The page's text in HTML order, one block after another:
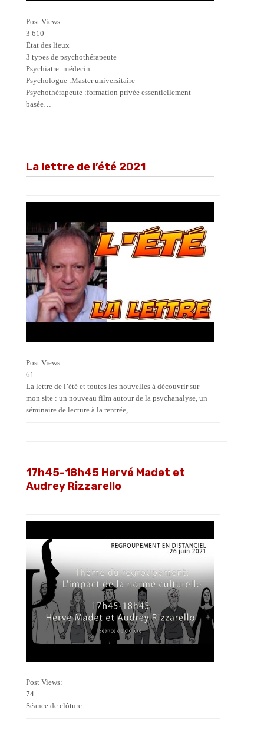
Post Views:
3 610
État des lieux
3 types de psychothérapeute
Psychiatre :médecin
Psychologue :Master universitaire
Psychothérapeute :formation privée essentiellement
basée…
La lettre de l’été 2021
Post Views:
61
La lettre de l’été et toutes les nouvelles à découvrir sur
mon site : un nouveau film autour de la psychanalyse, un
séminaire de lecture à la rentrée,…
17h45-18h45 Hervé Madet et
Audrey Rizzarello
Post Views:
74
Séance de clôture